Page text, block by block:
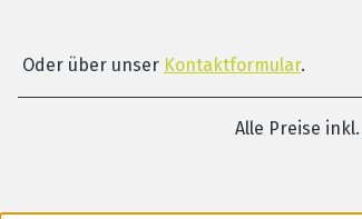
Oder über unser Kontaktformular.
Alle Preise